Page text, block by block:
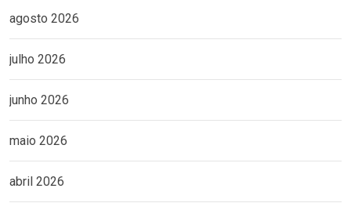
agosto 2026
julho 2026
junho 2026
maio 2026
abril 2026